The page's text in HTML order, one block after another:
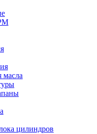
масла
цилиндров